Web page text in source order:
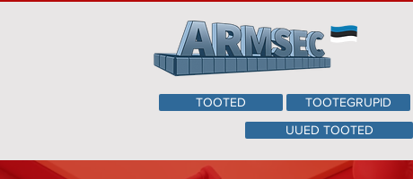
TOOTED
TOOTEGRUPID
UUED TOOTED